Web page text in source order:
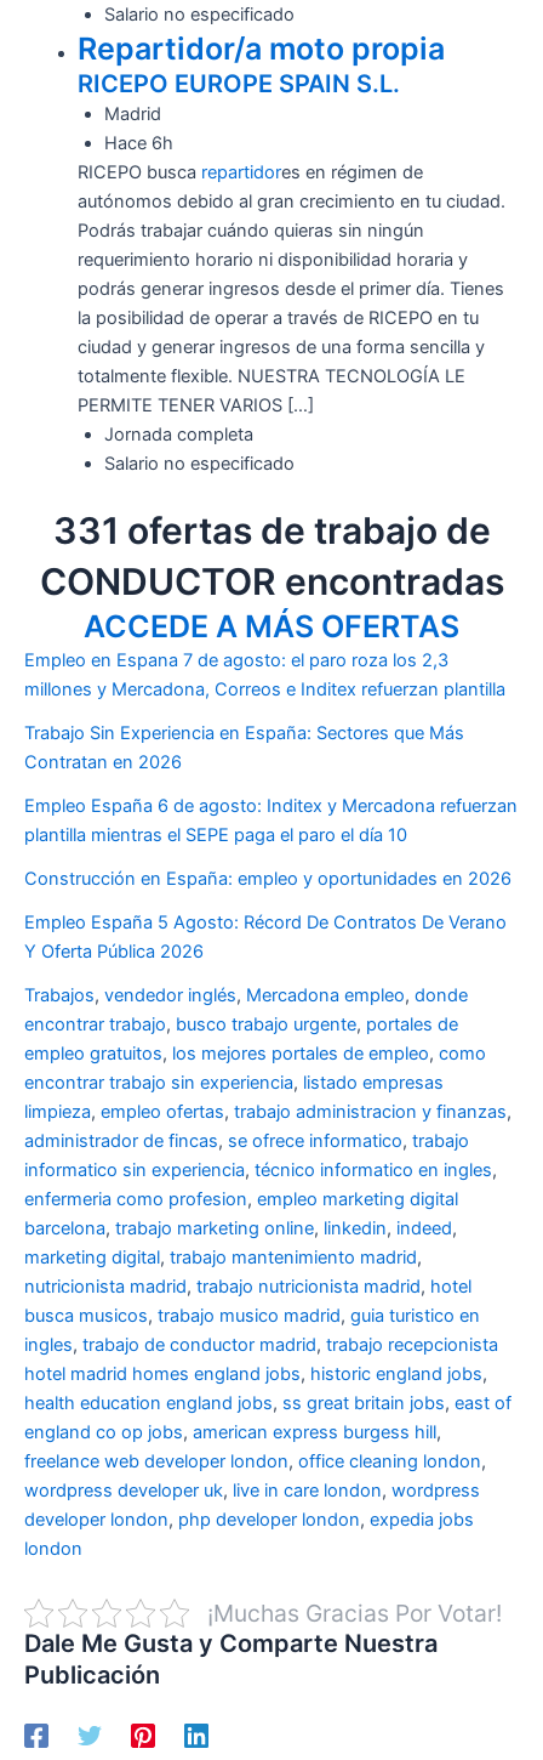
Salario no especificado
Repartidor/a moto propia
RICEPO EUROPE SPAIN S.L.
Madrid
Hace 6h
RICEPO busca repartidores en régimen de
autónomos debido al gran crecimiento en tu ciudad.
Podrás trabajar cuándo quieras sin ningún
requerimiento horario ni disponibilidad horaria y
podrás generar ingresos desde el primer día. Tienes
la posibilidad de operar a través de RICEPO en tu
ciudad y generar ingresos de una forma sencilla y
totalmente flexible. NUESTRA TECNOLOGÍA LE
PERMITE TENER VARIOS […]
Jornada completa
Salario no especificado
331 ofertas de trabajo de
CONDUCTOR encontradas
ACCEDE A MÁS OFERTAS
Empleo en Espana 7 de agosto: el paro roza los 2,3
millones y Mercadona, Correos e Inditex refuerzan plantilla
Trabajo Sin Experiencia en España: Sectores que Más
Contratan en 2026
Empleo España 6 de agosto: Inditex y Mercadona refuerzan
plantilla mientras el SEPE paga el paro el día 10
Construcción en España: empleo y oportunidades en 2026
Empleo España 5 Agosto: Récord De Contratos De Verano
Y Oferta Pública 2026
Trabajos, vendedor inglés, Mercadona empleo, donde
encontrar trabajo, busco trabajo urgente, portales de
empleo gratuitos, los mejores portales de empleo, como
encontrar trabajo sin experiencia, listado empresas
limpieza, empleo ofertas, trabajo administracion y finanzas,
administrador de fincas, se ofrece informatico, trabajo
informatico sin experiencia, técnico informatico en ingles,
enfermeria como profesion, empleo marketing digital
barcelona, trabajo marketing online, linkedin, indeed,
marketing digital, trabajo mantenimiento madrid,
nutricionista madrid, trabajo nutricionista madrid, hotel
busca musicos, trabajo musico madrid, guia turistico en
ingles, trabajo de conductor madrid, trabajo recepcionista
hotel madrid homes england jobs, historic england jobs,
health education england jobs, ss great britain jobs, east of
england co op jobs, american express burgess hill,
freelance web developer london, office cleaning london,
wordpress developer uk, live in care london, wordpress
developer london, php developer london, expedia jobs
london
¡Muchas Gracias Por Votar!
Dale Me Gusta y Comparte Nuestra
Publicación